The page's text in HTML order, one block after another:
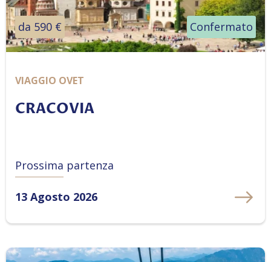
da 590 € Confermato
VIAGGIO OVET
CRACOVIA
Prossima partenza
13 Agosto 2026